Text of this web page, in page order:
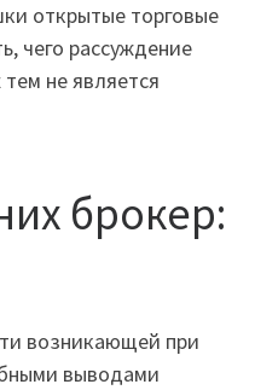
открытые торговые
чего рассуждение
не является
брокер:
возникающей при
выводами